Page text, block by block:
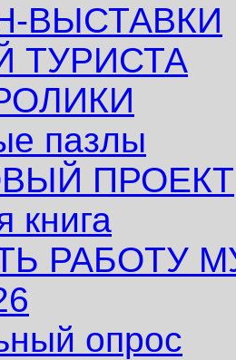
ВЫСТАВКИ
ТУРИСТА
пазлы
ПРОЕКТ
книга
РАБОТУ
опрос